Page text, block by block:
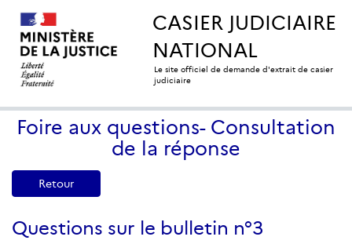
CASIER JUDICIAIRE
NATIONAL
Le site officiel de demande d'extrait de casier
judiciaire
Foire aux questions- Consultation
de la réponse
Retour
Questions sur le bulletin n°3